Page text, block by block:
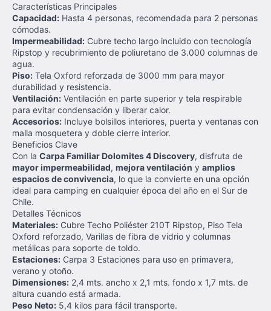
Características Principales
Capacidad: Hasta 4 personas, recomendada para 2 personas
cómodas.
Impermeabilidad: Cubre techo largo incluido con tecnología
Ripstop y recubrimiento de poliuretano de 3.000 columnas de
agua.
Piso: Tela Oxford reforzada de 3000 mm para mayor
durabilidad y resistencia.
Ventilación: Ventilación en parte superior y tela respirable
para evitar condensación y liberar calor.
Accesorios: Incluye bolsillos interiores, puerta y ventanas con
malla mosquetera y doble cierre interior.
Beneficios Clave
Con la Carpa Familiar Dolomites 4 Discovery, disfruta de
mayor impermeabilidad, mejora ventilación y amplios
espacios de convivencia, lo que la convierte en una opción
ideal para camping en cualquier época del año en el Sur de
Chile.
Detalles Técnicos
Materiales: Cubre Techo Poliéster 210T Ripstop, Piso Tela
Oxford reforzado, Varillas de fibra de vidrio y columnas
metálicas para soporte de toldo.
Estaciones: Carpa 3 Estaciones para uso en primavera,
verano y otoño.
Dimensiones: 2,4 mts. ancho x 2,1 mts. fondo x 1,7 mts. de
altura cuando está armada.
Peso Neto: 5,4 kilos para fácil transporte.